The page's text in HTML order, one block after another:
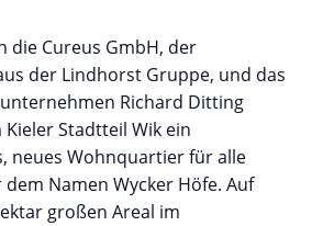
die Cureus GmbH, der
der Lindhorst Gruppe, und das
Richard Ditting
Kieler Stadtteil Wik ein
neues Wohnquartier für alle
Namen Wycker Höfe. Auf
großen Areal im